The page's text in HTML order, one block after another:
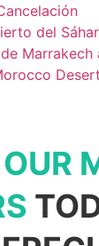
del
Marrakech